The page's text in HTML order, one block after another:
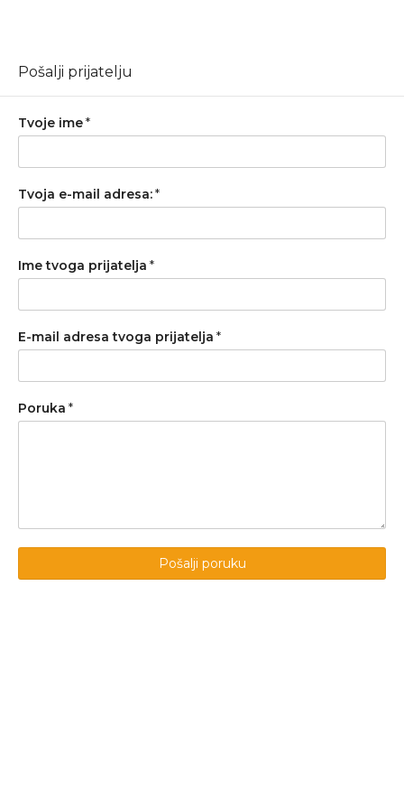
Pošalji prijatelju
Tvoje ime*
Tvoja e-mail adresa:*
Ime tvoga prijatelja *
E-mail adresa tvoga prijatelja *
Poruka *
Pošalji poruku